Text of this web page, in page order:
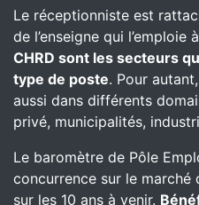
Le réceptionniste est
de l’enseigne qui
CHRD sont les secteurs
type de poste. Pour
aussi dans différents
privé, municipalités,
Le baromètre de Pôle
concurrence sur le
sur les 10 ans à venir.